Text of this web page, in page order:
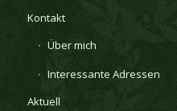
Kontakt
Über mich
Interessante Adressen
Aktuell